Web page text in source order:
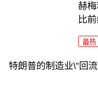
赫
比
最热
特朗普的制造业\"回